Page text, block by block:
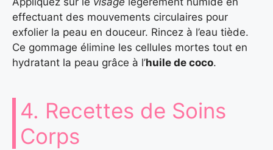
effectuant des mouvements circulaires pour
exfolier la peau en douceur. Rincez à l’eau tiède.
Ce gommage élimine les cellules mortes tout en
hydratant la peau grâce à l’huile de coco.
4. Recettes de Soins
Corps